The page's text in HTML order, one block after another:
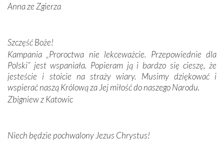
W miejscu objawień Matki Bożej zapaliliśmy świece
Podczas tej kilkudniowej wyprawy na każdym kroku
spotykaliśmy się z serdeczną otwartością
Portugalczyków. Podziwialiśmy ich ludową sztukę i
zwyczaje. Mimo że nasze kraje są od siebie bardzo
oddalone, w żaden sposób nie czuliśmy się obco.
Sprawiła to oczywiście sama Matka Boża, ale też
kulturowa bliskość biorąca swój początek w naszej
mieliśmy okazję przekonać się, że Maryja swoją opieką
Anna ze Zgierza
Szczęść Boże!
Kampania „Proroctwa nie lekceważcie. Przepowiednie dla
Polski” jest wspaniała. Popieram ją i bardzo się cieszę, że
jesteście i stoicie na straży wiary. Musimy dziękować i
wspierać naszą Królową za Jej miłość do naszego Narodu.
Zbigniew z Katowic
Niech będzie pochwalony Jezus Chrystus!